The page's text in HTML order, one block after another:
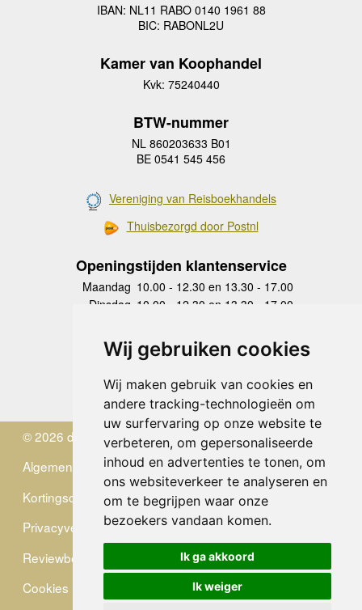
Wij gebruiken cookies
Wij maken gebruik van cookies en
andere tracking-technologieën om
uw surfervaring op onze website te
verbeteren, om gepersonaliseerde
inhoud en advertenties te tonen, om
ons websiteverkeer te analyseren en
om te begrijpen waar onze
bezoekers vandaan komen.
Ik ga akkoord
Ik weiger
IBAN: NL11 RABO 0140 1961 88
BIC: RABONL2U
Kamer van Koophandel
Kvk: 75240440
BTW-nummer
NL 860203633 B01
BE 0541 545 456
Vereniging van Reisboekhandels
Thuisbezorgd door Postnl
Openingstijden klantenservice
Maandag 10.00 - 12.30 en 13.30 - 17.00
Dinsdag 10.00 - 12.30 en 13.30 - 17.00
Donderdag
10.00 - 12.30 en 13.30 - 17.00
Vrijdag 10.00 - 12.30 en 13.30 - 17.00
Zaterdag
gesloten
Zondag gesloten
© 2026 de Zwerver
Algemene Voorwaarden
Kortingscode
Privacyverklaring
Reviewbeleid
Cookies